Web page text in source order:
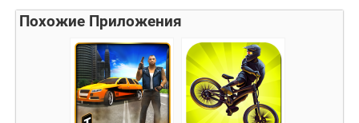
Похожие Приложения